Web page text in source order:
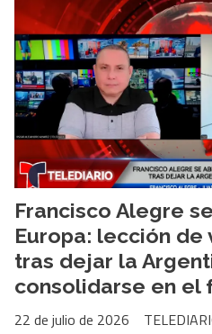
Francisco Alegre
Europa: lección de
tras dejar la
consolidarse en el
22 de julio de 2026